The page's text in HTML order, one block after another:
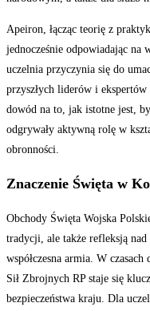
Apeiron, łącząc teorię z
jednocześnie odpowiadając na
uczelnia przyczynia się do
przyszłych liderów i
dowód na to, jak istotne jest,
odgrywały aktywną rolę w
obronności.
Znaczenie Święta w
Obchody Święta Wojska
tradycji, ale także refleksją
współczesna armia. W
Sił Zbrojnych RP staje się
bezpieczeństwa kraju. Dla